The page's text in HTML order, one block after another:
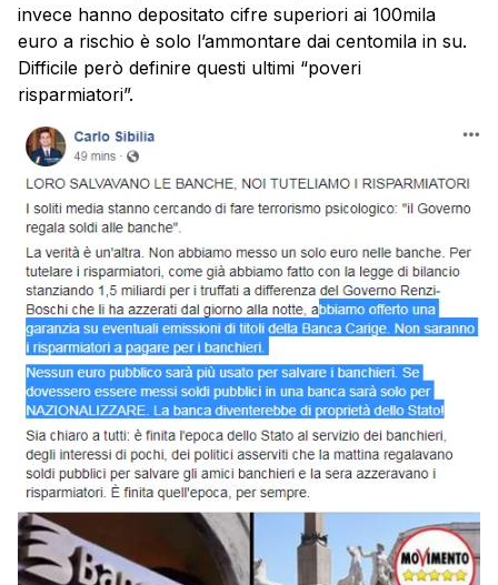
invece hanno depositato cifre superiori ai 100mila
euro a rischio è solo l’ammontare dai centomila in su.
Difficile però definire questi ultimi “poveri
risparmiatori”.